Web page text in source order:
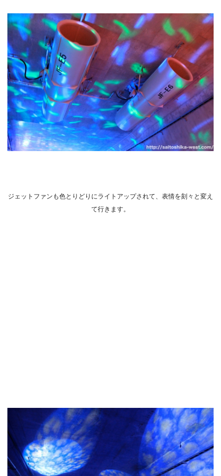
ジェットファンも色とりどりにライトアップされて、表情を刻々と変え
て行きます。